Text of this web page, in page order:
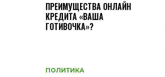
ПРЕИМУЩЕСТВА ОНЛАЙН
КРЕДИТА «ВАША
ГОТИВОЧКА»?
ПОЛИТИКА